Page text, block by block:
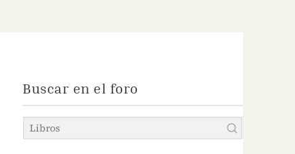
Buscar en el foro